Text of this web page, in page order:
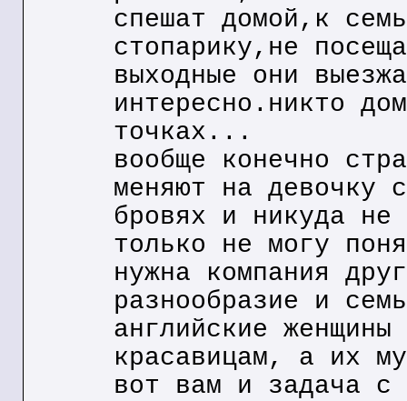
спешат домой,к
стопарику,не
выходные они
интересно.никто
точках...
вообще конечно
меняют на девочку
бровях и никуда
только не могу
нужна компания
разнообразие и
английские
красавицам, а их
вот вам и задача с